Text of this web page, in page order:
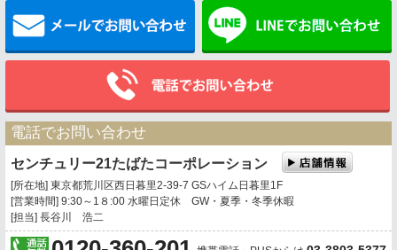
メールでお問い合わせ
電話でお問い合わせ
センチュリー21たばたコーポレーション
[所在地] 東京都荒川区西日暮里2-39-7 GSハイム日暮里1F
[営業時間] 9:30～1８:00 水曜日定休 GW・夏季・冬季休暇
[担当] 長谷川 浩二